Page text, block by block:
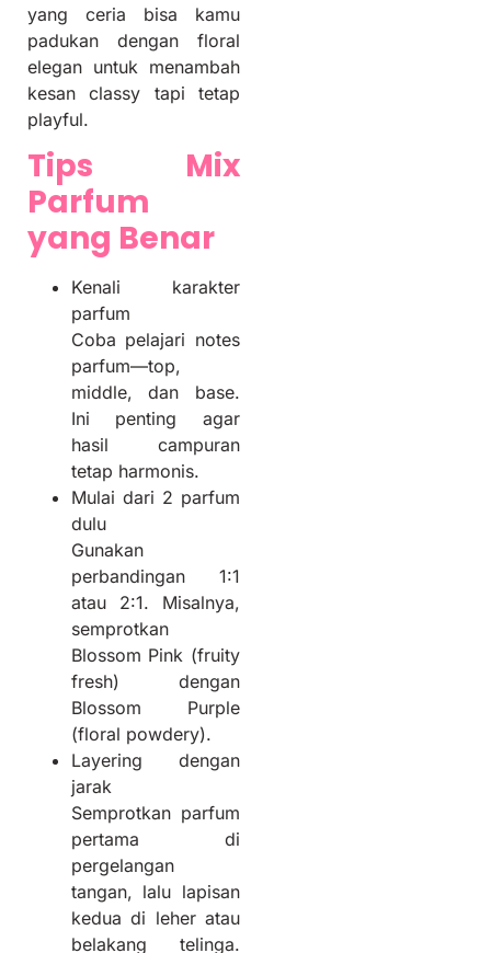
yang ceria bisa kamu
padukan dengan floral
elegan untuk menambah
kesan classy tapi tetap
playful.
Tips Mix
Parfum
yang Benar
Kenali karakter
parfum
Coba pelajari notes
parfum—top,
middle, dan base.
Ini penting agar
hasil campuran
tetap harmonis.
Mulai dari 2 parfum
dulu
Gunakan
perbandingan 1:1
atau 2:1. Misalnya,
semprotkan
Blossom Pink (fruity
fresh) dengan
Blossom Purple
(floral powdery).
Layering dengan
jarak
Semprotkan parfum
pertama di
pergelangan
tangan, lalu lapisan
kedua di leher atau
belakang telinga.